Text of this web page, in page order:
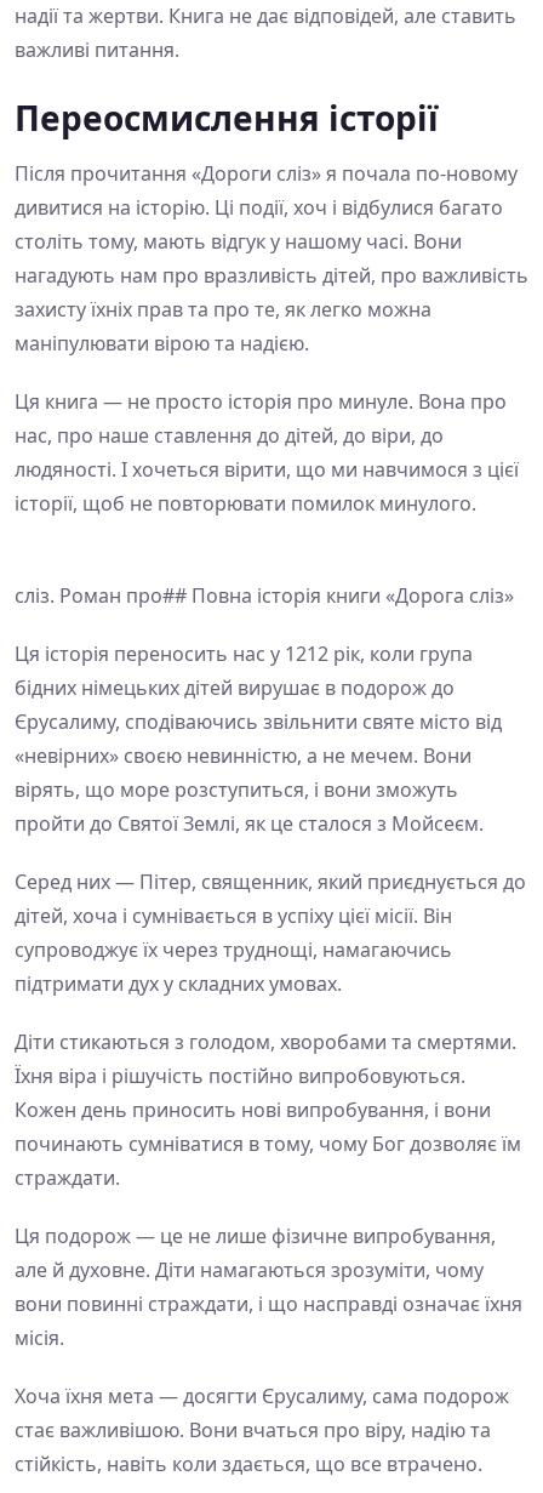
надії та жертви. Книга не дає відповідей, але ставить
важливі питання.
Переосмислення історії
Після прочитання «Дороги сліз» я почала по-новому
дивитися на історію. Ці події, хоч і відбулися багато
століть тому, мають відгук у нашому часі. Вони
нагадують нам про вразливість дітей, про важливість
захисту їхніх прав та про те, як легко можна
маніпулювати вірою та надією.
Ця книга — не просто історія про минуле. Вона про
нас, про наше ставлення до дітей, до віри, до
людяності. І хочеться вірити, що ми навчимося з цієї
історії, щоб не повторювати помилок минулого.
сліз. Роман про## Повна історія книги «Дорога сліз»
Ця історія переносить нас у 1212 рік, коли група
бідних німецьких дітей вирушає в подорож до
Єрусалиму, сподіваючись звільнити святе місто від
«невірних» своєю невинністю, а не мечем. Вони
вірять, що море розступиться, і вони зможуть
пройти до Святої Землі, як це сталося з Мойсеєм.
Серед них — Пітер, священник, який приєднується до
дітей, хоча і сумнівається в успіху цієї місії. Він
супроводжує їх через труднощі, намагаючись
підтримати дух у складних умовах.
Діти стикаються з голодом, хворобами та смертями.
Їхня віра і рішучість постійно випробовуються.
Кожен день приносить нові випробування, і вони
починають сумніватися в тому, чому Бог дозволяє їм
страждати.
Ця подорож — це не лише фізичне випробування,
але й духовне. Діти намагаються зрозуміти, чому
вони повинні страждати, і що насправді означає їхня
місія.
Хоча їхня мета — досягти Єрусалиму, сама подорож
стає важливішою. Вони вчаться про віру, надію та
стійкість, навіть коли здається, що все втрачено.